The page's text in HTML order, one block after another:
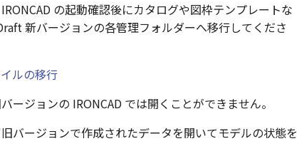
の起動確認後にカタログや図枠テンプレートな
新バージョンの各管理フォルダーへ移行してくださ
ルの移行
ージョンの IRONCAD では開くことができません。
バージョンで作成されたデータを開いてモデルの状態を